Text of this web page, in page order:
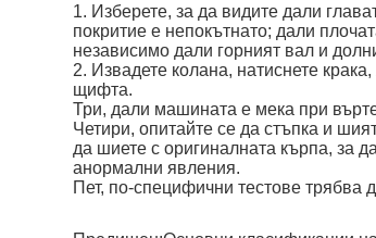
1. Изберете, за да видите дали
покритие е непокътнато; дали
независимо дали горният вал и
2. Извадете колана, натиснете
щифта.
Три, дали машината е мека при
Четири, опитайте се да стъпка и
да шиете с оригиналната кърпа, за
анормални явления.
Пет, по-специфични тестове